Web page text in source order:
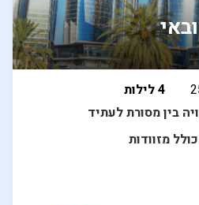
4 לילות
בין מסורת לעתיד
כולל מזוודות